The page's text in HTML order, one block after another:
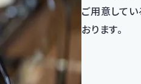
ご用意して
おります。